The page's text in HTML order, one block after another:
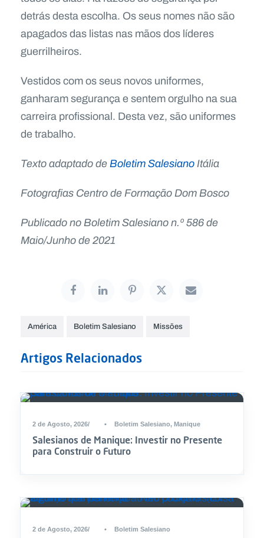
detrás desta escolha. Os seus nomes não são
apagados das listas nas mãos dos líderes
guerrilheiros.
Vestidos com os seus novos uniformes,
ganharam segurança e sentem orgulho na sua
carreira profissional. Desta vez, são uniformes
de trabalho.
Texto adaptado deBoletim SalesianoItália
FotografiasCentro de Formação Dom Bosco
Publicado no Boletim Salesiano n.º 586 de
Maio/Junho de 2021
América Boletim Salesiano Missões
Artigos Relacionados
2 de Agosto, 2026 • Boletim Salesiano, Manique
Salesianos de Manique: Investir no Presente
para Construir o Futuro
2 de Agosto, 2026 • Boletim Salesiano